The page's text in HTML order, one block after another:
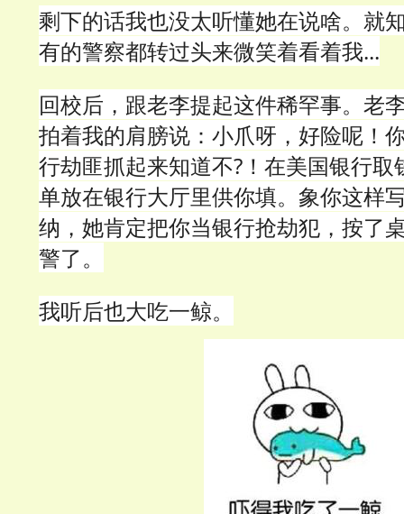
剩下的话我也没太听懂她在说啥。就
有的警察都转过头来微笑着看着我...
回校后，跟老李提起这件稀罕事。老
拍着我的肩膀说：小爪呀，好险呢！
行劫匪抓起来知道不?！在美国银行
单放在银行大厅里供你填。象你这样
纳，她肯定把你当银行抢劫犯，按了
警了。
我听后也大吃一鲸。